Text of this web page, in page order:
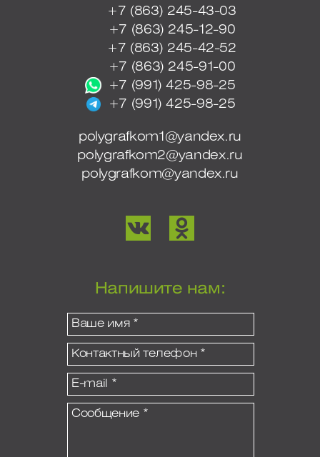
+7 (863) 245-43-03
+7 (863) 245-12-90
+7 (863) 245-42-52
+7 (863) 245-91-00
+7 (991) 425-98-25
+7 (991) 425-98-25
polygrafkom1@yandex.ru
polygrafkom2@yandex.ru
polygrafkom@yandex.ru
Напишите нам: